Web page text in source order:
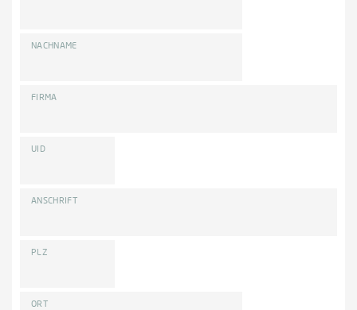
NACHNAME
FIRMA
UID
ANSCHRIFT
PLZ
ORT